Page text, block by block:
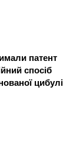
патент
спосіб
цибулі